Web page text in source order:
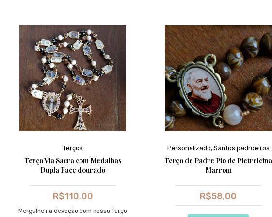
Terços
Terço Via Sacra com Medalhas
Dupla Face dourado
R$110,00
Mergulhe na devoção com nosso Terço
Personalizado, Santos padroeiros
Terço de Padre Pio de Pietrelcina
Marrom
R$58,00